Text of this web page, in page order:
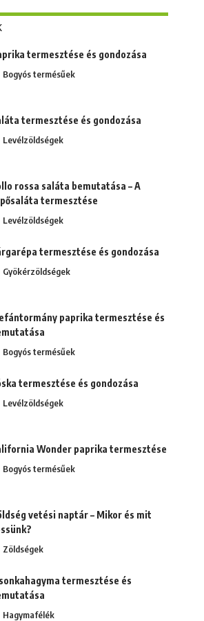
termesztése és gondozása
Bogyós termésűek
termesztése és gondozása
Levélzöldségek
rossa saláta bemutatása – A
termesztése
Levélzöldségek
termesztése és gondozása
Gyökérzöldségek
paprika termesztése és
Bogyós termésűek
termesztése és gondozása
Levélzöldségek
Wonder paprika termesztése
Bogyós termésűek
vetési naptár – Mikor és mit
Zöldségek
termesztése és
Hagymafélék